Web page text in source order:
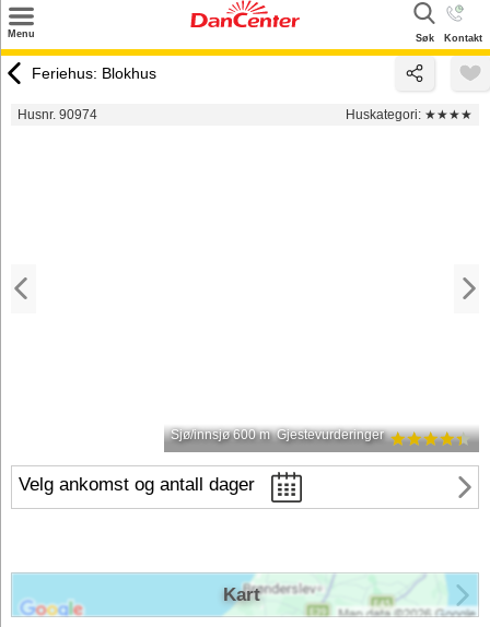
Menu Kontakt
Søk
Tilbud
Feriehus: Blokhus
Husnr. 90974 Huskategori: ★★★★
Sjø/innsjø 600 m Gjestevurderinger
Velg ankomst og antall dager
Kart